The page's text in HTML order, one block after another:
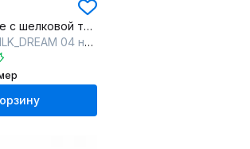
Румяна легкие с шелковой текстурой для освежения лица
04 натуральный беж